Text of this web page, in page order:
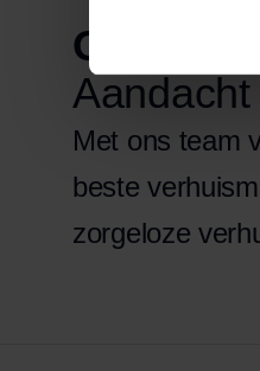
Oomen
Met ons team
beste
zorgeloze